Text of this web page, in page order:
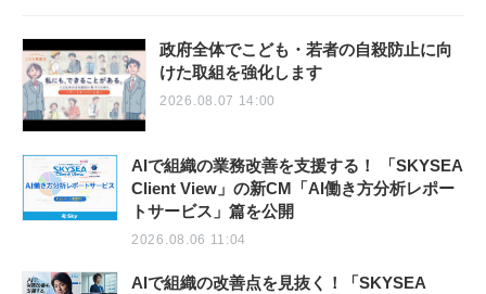
政府全体でこども・若者の自殺防止に向
けた取組を強化します
2026.08.07 14:00
AIで組織の業務改善を支援する！ 「SKYSEA
Client View」の新CM「AI働き方分析レポー
トサービス」篇を公開
2026.08.06 11:04
AIで組織の改善点を見抜く！「SKYSEA